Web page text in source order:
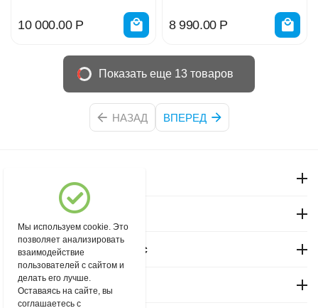
10 000.00 Р 8 990.00 Р
Показать еще 13 товаров
НАЗАД ВПЕРЕД
Магазин "Северный"
Покупательский сервис
Контакты
Мы используем cookie. Это
позволяет анализировать
взаимодействие
пользователей с сайтом и
делать его лучше.
Оставаясь на сайте, вы
соглашаетесь с